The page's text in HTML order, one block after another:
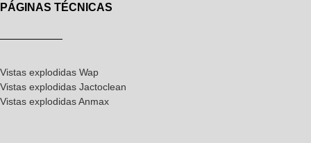
PÁGINAS TÉCNICAS
Vistas explodidas Wap
Vistas explodidas Jactoclean
Vistas explodidas Anmax